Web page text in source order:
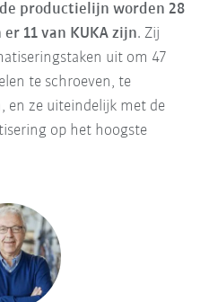
productielijn worden 28
11 van KUKA zijn. Zij
uit om 47
te schroeven, te
en ze uiteindelijk met de
op het hoogste